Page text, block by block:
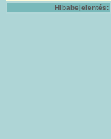
Hibabejelentés: